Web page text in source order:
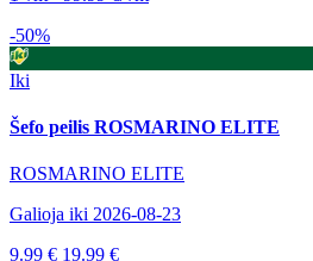
-50%
Iki
Šefo peilis ROSMARINO ELITE
ROSMARINO ELITE
Galioja iki 2026-08-23
9.99 € 19.99 €